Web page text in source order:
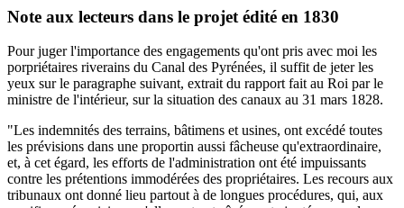
Note aux lecteurs dans le projet édité en 1830
Pour juger l'importance des engagements qu'ont pris avec moi les
porpriétaires riverains du Canal des Pyrénées, il suffit de jeter les
yeux sur le paragraphe suivant, extrait du rapport fait au Roi par le
ministre de l'intérieur, sur la situation des canaux au 31 mars 1828.
"Les indemnités des terrains, bâtimens et usines, ont excédé toutes
les prévisions dans une proportin aussi fâcheuse qu'extraordinaire,
et, à cet égard, les efforts de l'administration ont été impuissants
contre les prétentions immodérées des propriétaires. Les recours aux
tribunaux ont donné lieu partout à de longues procédures, qui, aux